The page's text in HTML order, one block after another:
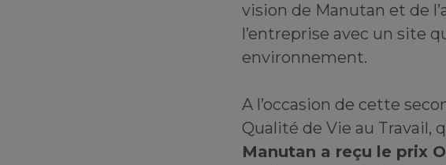
vision de Manutan et de
l’entreprise avec un site
environnement.
A l’occasion de cette
Qualité de Vie au Travail,
Manutan a reçu le prix